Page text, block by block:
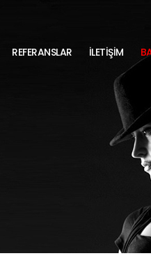
REFERANSLAR İLETİŞİM